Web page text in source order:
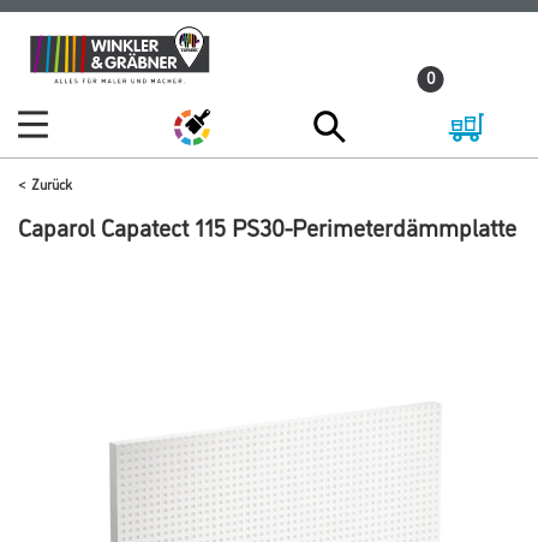
Zum
Inhalt
Zum
Navigationsmenü
0
Zurück
Caparol Capatect 115 PS30-Perimeterdämmplatte